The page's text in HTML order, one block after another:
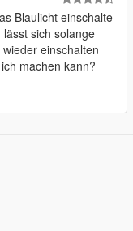
Blaulicht einschalte
sich solange
einschalten
machen kann?